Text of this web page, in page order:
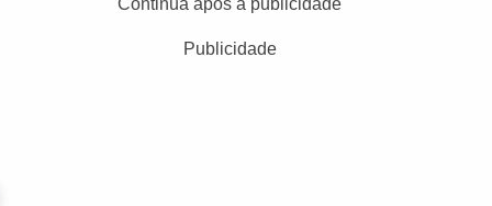
Continua após a publicidade
Publicidade